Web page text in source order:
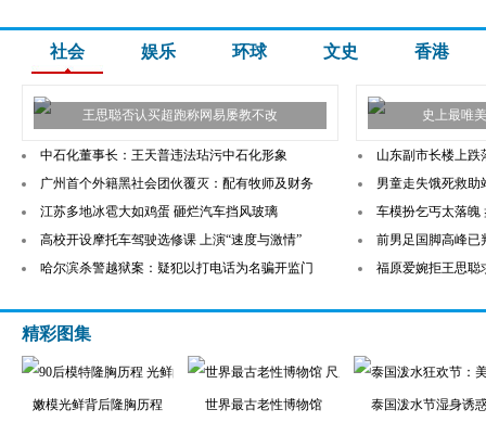
社会 娱乐 环球 文史 香港
王思聪否认买超跑称网易屡教不改 史上最唯
中石化董事长：王天普违法玷污中石化形象
广州首个外籍黑社会团伙覆灭：配有牧师及财务
江苏多地冰雹大如鸡蛋 砸烂汽车挡风玻璃
高校开设摩托车驾驶选修课 上演“速度与激情”
哈尔滨杀警越狱案：疑犯以打电话为名骗开监门
山东副市长楼上跌
男童走失饿死救助
车模扮乞丐太落魄
前男足国脚高峰已
福原爱婉拒王思聪
精彩图集
嫩模光鲜背后隆胸历程 世界最古老性博物馆 泰国泼水节湿身诱